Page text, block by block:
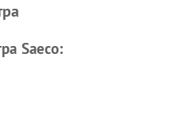
Saeco: